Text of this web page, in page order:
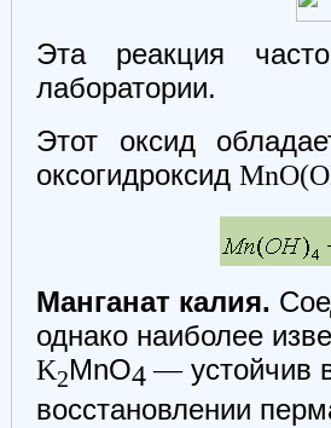
Эта реакция
лаборатории.
Этот оксид
оксогидроксид
Манганат калия.
однако наиболее
K2MnО4—устойчив
восстановлении